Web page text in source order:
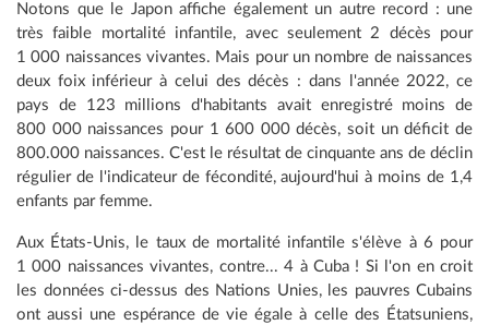
Notons que le Japon affiche également un autre record : une
très faible mortalité infantile, avec seulement 2 décès pour
1 000 naissances vivantes. Mais pour un nombre de naissances
deux foix inférieur à celui des décès : dans l'année 2022, ce
pays de 123 millions d'habitants avait enregistré moins de
800 000 naissances pour 1 600 000 décès, soit un déficit de
800.000 naissances. C'est le résultat de cinquante ans de déclin
régulier de l'indicateur de fécondité, aujourd'hui à moins de 1,4
enfants par femme.
Aux États-Unis, le taux de mortalité infantile s'élève à 6 pour
1 000 naissances vivantes, contre... 4 à Cuba ! Si l'on en croit
les données ci-dessus des Nations Unies, les pauvres Cubains
ont aussi une espérance de vie égale à celle des Étatsuniens,